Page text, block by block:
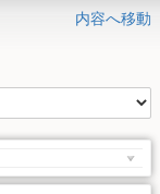
内容へ移動